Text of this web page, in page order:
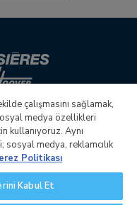
faaliyetlerini
Group S.r.l. Şirket
(MB) - İtalya.
çalışmasını sağlamak,
medya özellikleri
kullanıyoruz. Aynı
sosyal medya, reklamcılık
Politikası
Kabul Et